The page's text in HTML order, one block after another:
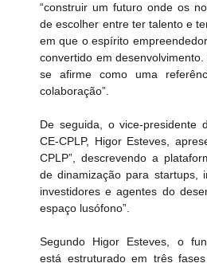
“construir um futuro onde os
de escolher entre ter talento e
em que o espírito
convertido em
se afirme como uma
colaboração”.
De seguida, o vice-presidente
CE-CPLP, Higor Esteves,
CPLP”, descrevendo a
de dinamização para startups,
investidores e agentes do
espaço lusófono”.
Segundo Higor Esteves, o
está estruturado em três